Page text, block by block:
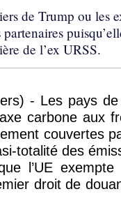
de Trump ou les
de l’ex URSS.
- Les pays
carbone aux
couvertes
totalité des
l’UE
droit de